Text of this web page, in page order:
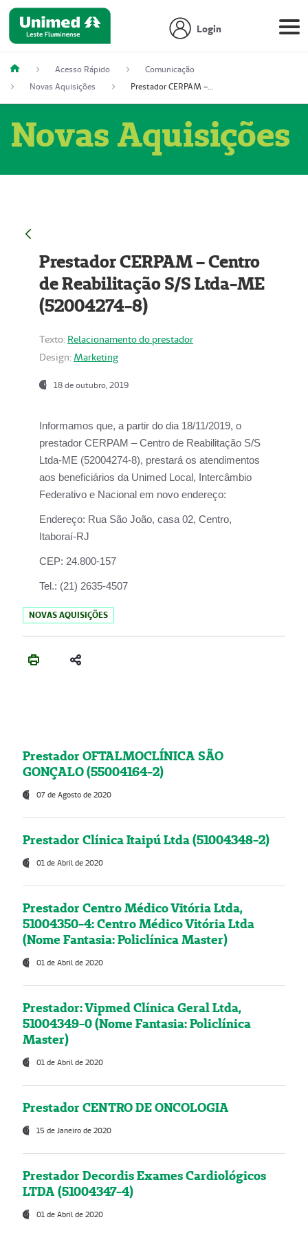
Login
Acesso Rápido
Comunicação
Novas Aquisições
Prestador CERPAM – Centro de Reabilitação S/S Ltda-ME (52004274-8)
Novas Aquisições
Prestador CERPAM – Centro
de Reabilitação S/S Ltda-ME
(52004274-8)
Texto: Relacionamento do prestador
Design: Marketing
18 de outubro, 2019
Informamos que, a partir do dia 18/11/2019, o
prestador CERPAM – Centro de Reabilitação S/S
Ltda-ME (52004274-8), prestará os atendimentos
aos beneficiários da Unimed Local, Intercâmbio
Federativo e Nacional em novo endereço:
Endereço: Rua São João, casa 02, Centro,
Itaboraí-RJ
CEP: 24.800-157
Tel.: (21) 2635-4507
NOVAS AQUISIÇÕES
Prestador OFTALMOCLÍNICA SÃO
GONÇALO (55004164-2)
07 de Agosto de 2020
Prestador Clínica Itaipú Ltda (51004348-2)
01 de Abril de 2020
Prestador Centro Médico Vitória Ltda,
51004350-4: Centro Médico Vitória Ltda
(Nome Fantasia: Policlínica Master)
01 de Abril de 2020
Prestador: Vipmed Clínica Geral Ltda,
51004349-0 (Nome Fantasia: Policlínica
Master)
01 de Abril de 2020
Prestador CENTRO DE ONCOLOGIA
15 de Janeiro de 2020
Prestador Decordis Exames Cardiológicos
LTDA (51004347-4)
01 de Abril de 2020